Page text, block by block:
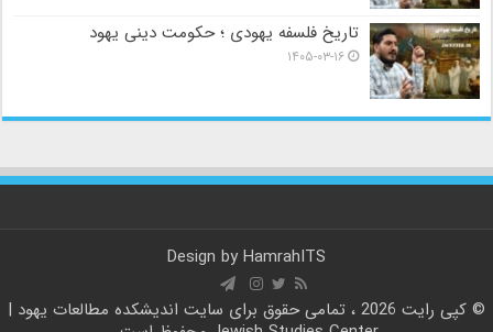
تاریخ فلسفه یهودی ؛ حکومت دینی یهود
۱۴۰۵-۰۳-۱۶
Design by HamrahITS
© کپی رایت 2026 ، تمامی حقوق برای سایت
اندیشکده مطالعات یهود |